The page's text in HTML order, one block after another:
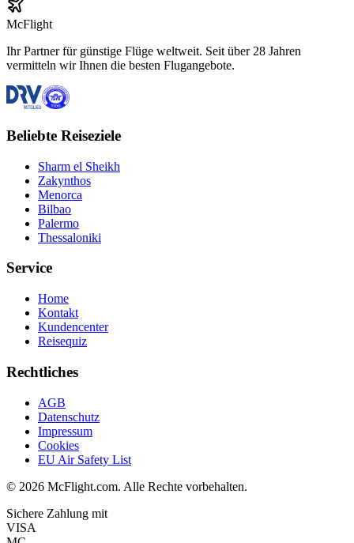
McFlight
Ihr Partner für günstige Flüge weltweit. Seit über 28 Jahren
vermitteln wir Ihnen die besten Flugangebote.
Beliebte Reiseziele
Sharm el Sheikh
Zakynthos
Menorca
Bilbao
Palermo
Thessaloniki
Service
Home
Kontakt
Kundencenter
Reisequiz
Rechtliches
AGB
Datenschutz
Impressum
Cookies
EU Air Safety List
© 2026 McFlight.com. Alle Rechte vorbehalten.
Sichere Zahlung mit
VISA